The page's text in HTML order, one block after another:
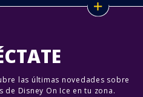
las últimas novedades sobre
Disney On Ice en tu zona.